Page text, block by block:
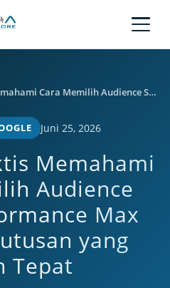
Strategi Praktis Memahami Cara Memilih Audience Signal Performance Max untuk Keputusan yang Lebih Tepat
Juni 25, 2026
Memahami
Audience
Max
yang
Tepat